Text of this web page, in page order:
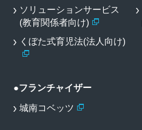
ソリューションサービス
(教育関係者向け)
くぼた式育児法(法人向け)
●フランチャイザー
城南コベッツ